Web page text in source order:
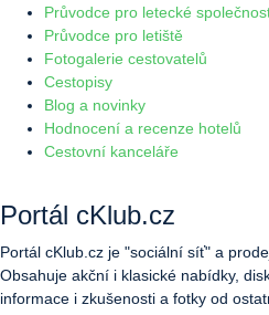
Průvodce pro letecké
Průvodce pro letiště
Fotogalerie cestovatelů
Cestopisy
Blog a novinky
Hodnocení a recenze hotelů
Cestovní kanceláře
Portál cKlub.cz
Portál cKlub.cz je "sociální síť" a
Obsahuje akční i klasické nabídky,
informace i zkušenosti a fotky od